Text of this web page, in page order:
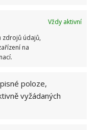
Vždy aktivní
zdrojů údajů,
na
poloze,
vyžádaných
autech v dobách
musí získat 10 z 10